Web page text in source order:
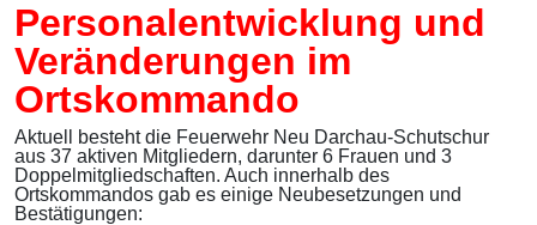
Personalentwicklung und
Veränderungen im
Ortskommando
Aktuell besteht die Feuerwehr Neu Darchau-Schutschur
aus 37 aktiven Mitgliedern, darunter 6 Frauen und 3
Doppelmitgliedschaften. Auch innerhalb des
Ortskommandos gab es einige Neubesetzungen und
Bestätigungen: